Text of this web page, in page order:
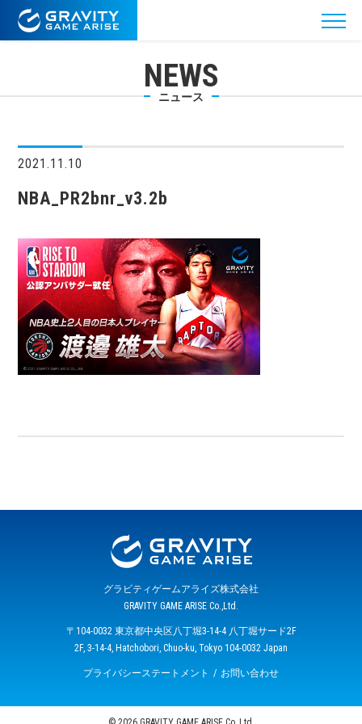
NEWS
ニュース
2021.11.10
NBA_PR2bnr_v3.2b
グラビティゲームアライズ株式会社
GRAVITY GAME ARISE Co.,Ltd.
〒104-0032 東京都中央区八丁堀3-14-4 八丁堀サード2F
2F, 3-14-4, Hatchobori, Chuo-ku, Tokyo 104-0032 Japan
プライバシーステートメント お問い合わせ